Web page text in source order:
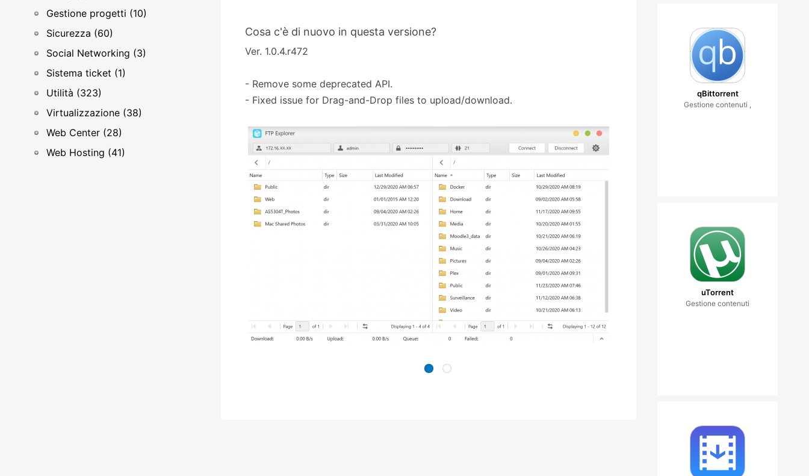
Gestione progetti (10)
Sicurezza (60)
Social Networking (3)
Sistema ticket (1)
Utilità (323)
Virtualizzazione (38)
Web Center (28)
Web Hosting (41)
Cosa c'è di nuovo in questa versione?
Ver. 1.0.4.r472
- Remove some deprecated API.
- Fixed issue for Drag-and-Drop files to upload/download.
qBittorrent
Gestione contenuti ,
uTorrent
Gestione contenuti